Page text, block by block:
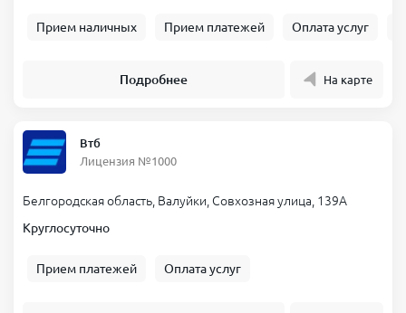
Прием наличных Прием платежей Оплата услуг
Подробнее На карте
Втб
Лицензия №1000
Белгородская область, Валуйки, Совхозная улица, 139А
Круглосуточно
Прием платежей Оплата услуг